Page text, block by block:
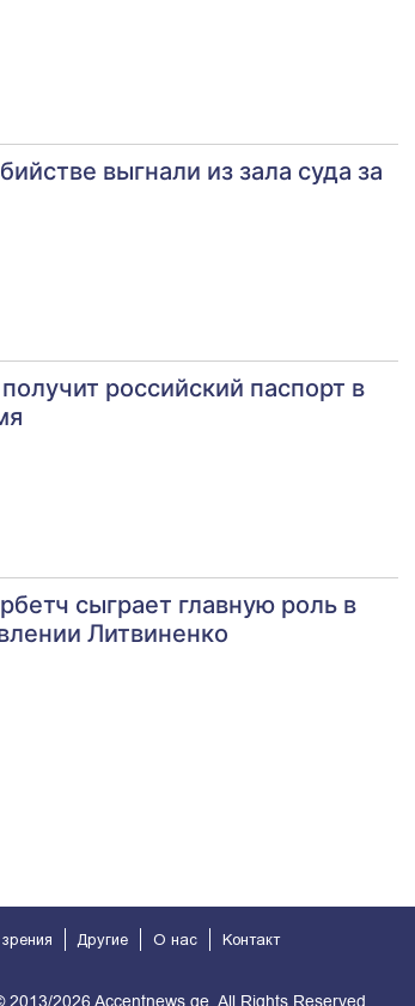
выгнали из зала суда за
российский паспорт в
сыграет главную роль в
Литвиненко
Другие О нас Kонтакт